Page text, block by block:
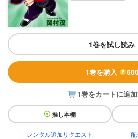
1巻を試し読み
1巻を購入 600
1巻をカートに追
推し本棚
レンタル追加リクエスト 配